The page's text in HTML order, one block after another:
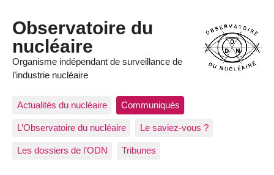
Observatoire du
nucléaire
Organisme indépendant de surveillance de
l’industrie nucléaire
Actualités du nucléaire Communiqués
L’Observatoire du nucléaire Le saviez-vous ?
Les dossiers de l’ODN Tribunes